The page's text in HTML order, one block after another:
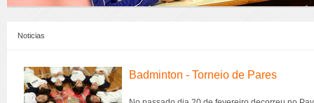
Noticias
Badminton - Torneio de Pares